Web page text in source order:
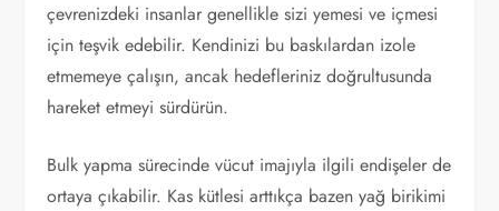
çevrenizdeki insanlar genellikle sizi yemesi ve içmesi
için teşvik edebilir. Kendinizi bu baskılardan izole
etmemeye çalışın, ancak hedefleriniz doğrultusunda
hareket etmeyi sürdürün.
Bulk yapma sürecinde vücut imajıyla ilgili endişeler de
ortaya çıkabilir. Kas kütlesi arttıkça bazen yağ birikimi